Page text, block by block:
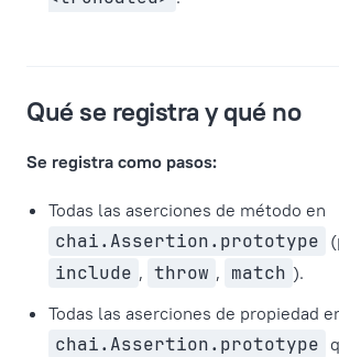
Qué se registra y qué no
Se registra como pasos:
Todas las aserciones de método en
chai.Assertion.prototype
include , throw , match ).
Todas las aserciones de propiedad
chai.Assertion.prototype